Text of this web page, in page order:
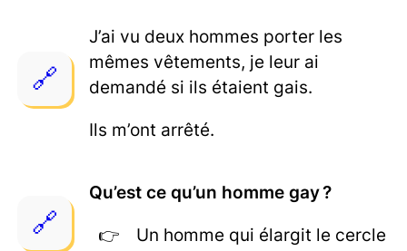
J’ai vu deux hommes porter les
mêmes vêtements, je leur ai
demandé si ils étaient gais.
Ils m’ont arrêté.
Qu’est ce qu’un homme gay ?
Un homme qui élargit le cercle